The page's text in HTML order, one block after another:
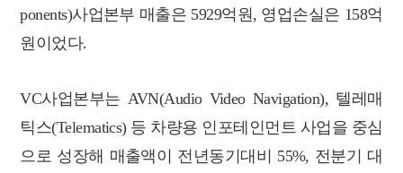
ponents)사업본부 매출은 5929억원, 영업손실은 158억
원이었다.
VC사업본부는 AVN(Audio Video Navigation), 텔레매
틱스(Telematics) 등 차량용 인포테인먼트 사업을 중심
으로 성장해 매출액이 전년동기대비 55%, 전분기 대